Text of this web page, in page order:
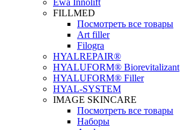
Ewa Innolift
FILLMED
Посмотреть все товары
Art filler
Filogra
НYALREPAIR®
HYALUFORM® Biorevitalizant
HYALUFORM® Filler
HYAL-SYSTEM
IMAGE SKINCARE
Посмотреть все товары
Наборы